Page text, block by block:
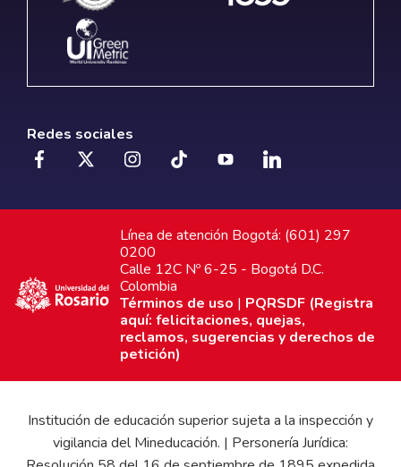
Redes sociales
Línea de atención Bogotá: (601) 297
0200
Calle 12C Nº 6-25 - Bogotá D.C.
Colombia
Términos de uso | PQRSDF (Registra
aquí: felicitaciones, quejas,
reclamos, sugerencias y derechos de
petición)
Institución de educación superior sujeta a la inspección y
vigilancia del Mineducación. | Personería Jurídica: